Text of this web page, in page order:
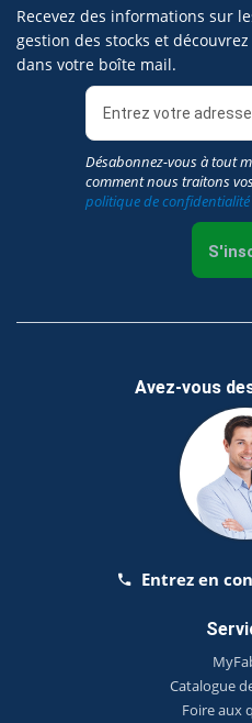
Recevez des informations sur
gestion des stocks et
dans votre boîte mail.
Désabonnez-vous à tout
comment nous traitons
politique de confidentialité
Avez-vous
Entrez en
Catalogue
Foire aux